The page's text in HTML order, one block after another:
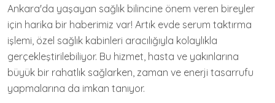
Ankara'da yaşayan sağlık bilincine önem veren bireyler
için harika bir haberimiz var! Artık evde serum taktırma
işlemi, özel sağlık kabinleri aracılığıyla kolaylıkla
gerçekleştirilebiliyor. Bu hizmet, hasta ve yakınlarına
büyük bir rahatlık sağlarken, zaman ve enerji tasarrufu
yapmalarına da imkan tanıyor.